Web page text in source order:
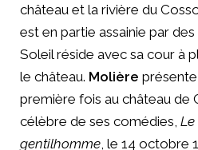
château et la rivière du
est en partie assainie par
Soleil réside avec sa cour à
le château. Molière
première fois au château de
célèbre de ses comédies,
gentilhomme , le 14 octobre